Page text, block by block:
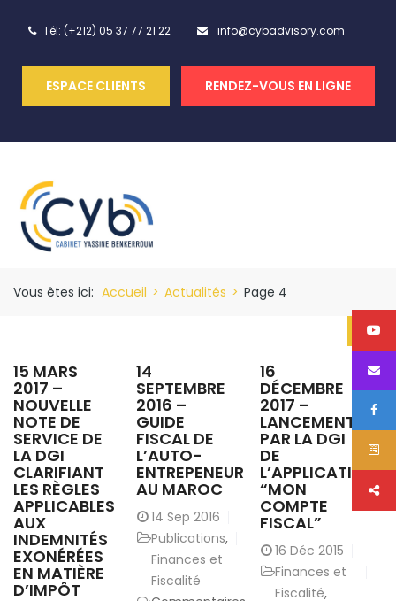
Tél: (+212) 05 37 77 21 22 info@cybadvisory.com
ESPACE CLIENTS RENDEZ-VOUS EN LIGNE
Vous êtes ici: Accueil > Actualités > Page 4
15 MARS
2017 –
NOUVELLE
NOTE DE
SERVICE DE
LA DGI
CLARIFIANT
LES RÈGLES
APPLICABLES
AUX
INDEMNITÉS
EXONÉRÉES
EN MATIÈRE
D’IMPÔT
14
SEPTEMBRE
2016 –
GUIDE
FISCAL DE
L’AUTO-
ENTREPENEUR
AU MAROC
14Sep 2016
Publications,
Finances et
Fiscalité
16
DÉCEMBRE
2017 –
LANCEMENT
PAR LA DGI
DE
L’APPLICATION
“MON
COMPTE
FISCAL”
16 Déc 2015
Finances et
Fiscalité,